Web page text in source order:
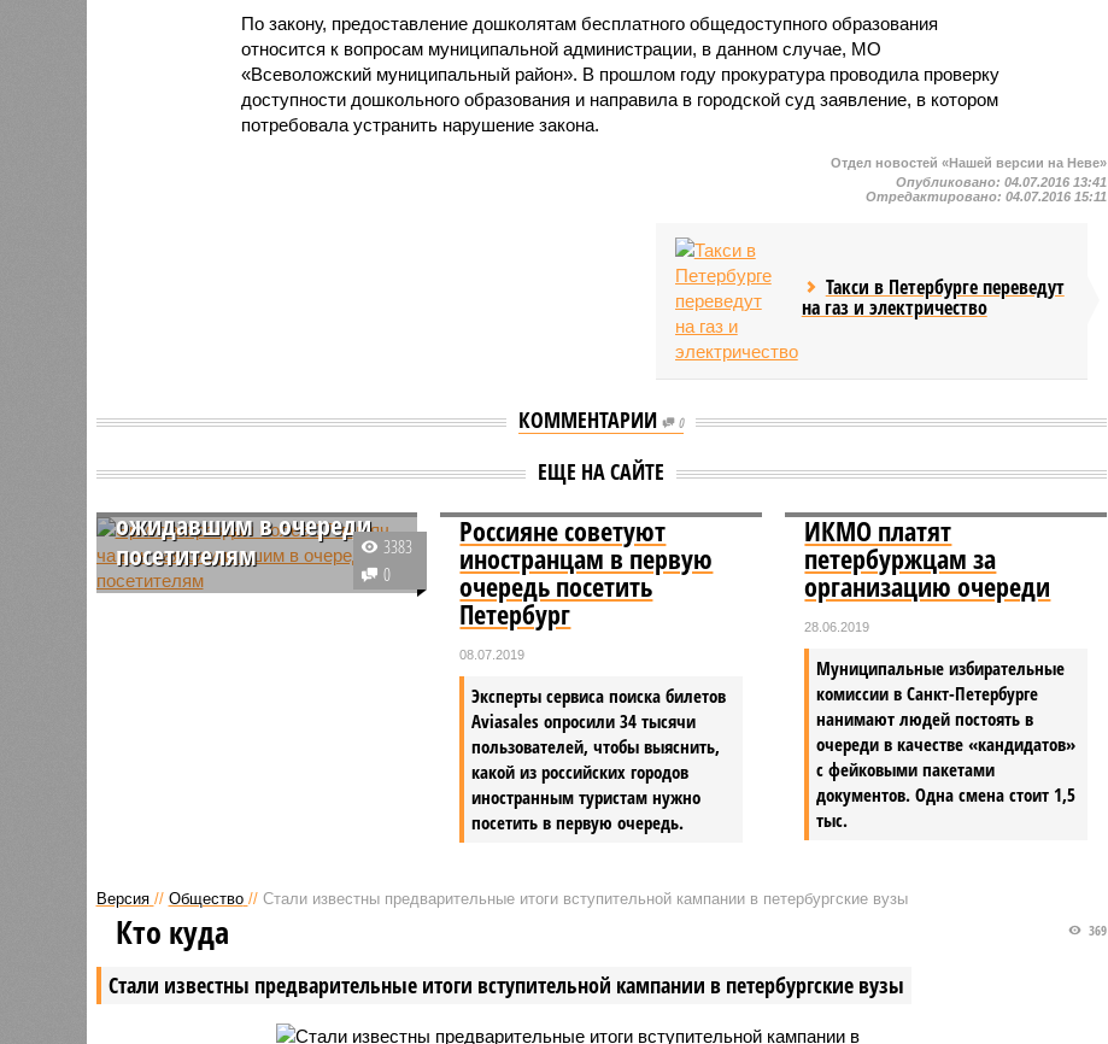
По закону, предоставление дошколятам бесплатного общедоступного образования
относится к вопросам муниципальной администрации, в данном случае, МО
«Всеволожский муниципальный район». В прошлом году прокуратура проводила проверку
доступности дошкольного образования и направила в городской суд заявление, в котором
потребовала устранить нарушение закона.
Отдел новостей «Нашей версии на Неве»
Опубликовано:04.07.2016 13:41
Отредактировано:04.07.2016 15:11
Такси в Петербурге переведут
на газ и электричество
КОММЕНТАРИИ 0
ЕЩЕ НА САЙТЕ
Эрмитаж раздал более 17
ожидавшим в очереди
посетителям
Государственный Эрмитаж в
3383
0
Россияне советуют
иностранцам в первую
очередь посетить
Петербург
08.07.2019
Эксперты сервиса поиска билетов
Aviasales опросили 34 тысячи
пользователей, чтобы выяснить,
какой из российских городов
иностранным туристам нужно
посетить в первую очередь.
ИКМО платят
петербуржцам за
организацию очереди
28.06.2019
Муниципальные избирательные
комиссии в Санкт-Петербурге
нанимают людей постоять в
очереди в качестве «кандидатов»
с фейковыми пакетами
документов. Одна смена стоит 1,5
тыс.
Версия // Общество // Стали известны предварительные итоги вступительной кампании в петербургские вузы
Стали известны предварительные итоги вступительной кампании в петербургские вузы
369
Кто куда